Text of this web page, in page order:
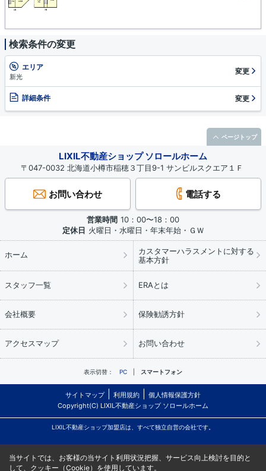
検索条件の変更
エリア
新光
変更
詳細条件 変更
LIXIL不動産ショップ ソロールホーム
〒047-0032 北海道小樽市稲穂３丁目9-1 サンビルスクエア１Ｆ
お問い合わせ 電話する
営業時間 10：00〜18：00
定休日 火曜日・水曜日・年末年始・ＧＷ
ホーム
カスタマーハラスメントに対する
基本方針
スタッフ一覧 ERAとは
会社概要 保険勧誘方針
アクセスマップ お問い合わせ
表示切替： PC スマートフォン
サイトマップ 利用規約
個人情報保護方針
Copyright(C) LIXIL不動産ショップ ソロールホーム
LIXIL不動産ショップ加盟店は、すべて独立自営の会社です。
ページトップ
当サイトでは、お客様の当サイト利用状況把握、サービス向上検討を目的と
して、クッキー（Cookie）を使用しています。